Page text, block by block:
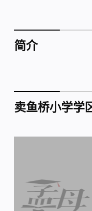
简介
卖鱼桥小学学